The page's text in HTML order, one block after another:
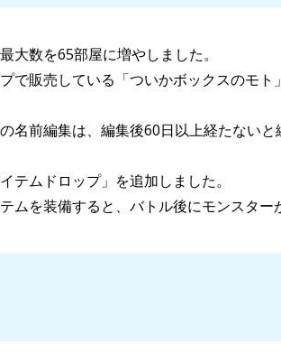
大数を65部屋に増やしました。
で販売している「ついかボックスのモト
名前編集は、編集後60日以上経たないと
テムドロップ」を追加しました。
ムを装備すると、バトル後にモンスター